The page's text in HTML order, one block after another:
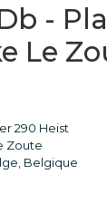
-
Le
290 Heist
Zoute
Belgique